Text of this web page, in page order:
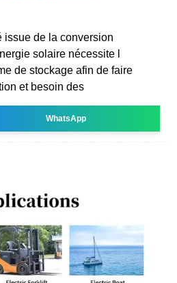
issue de la conversion
solaire nécessite l
de stockage afin de faire
et besoin des
WhatsApp